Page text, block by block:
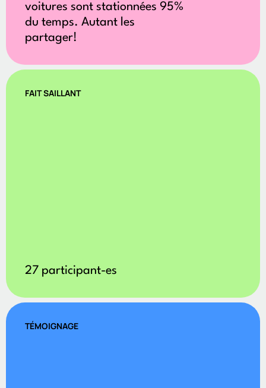
voitures sont stationnées 95%
du temps. Autant les
partager!
FAIT SAILLANT
27 participant-es
TÉMOIGNAGE